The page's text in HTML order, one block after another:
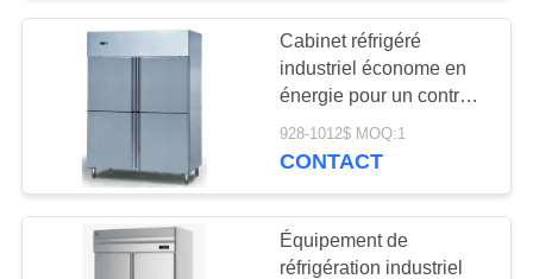
LA
QUALITÉ
NOUVELLES
DEMANDEZ
UN DEVIS
Cabinet réfrigéré
industriel économe en
énergie pour un contrôle
précis de la température
de 2.C à 8.C
928-1012$ MOQ:1
CONTACT
Équipement de
réfrigération industriel